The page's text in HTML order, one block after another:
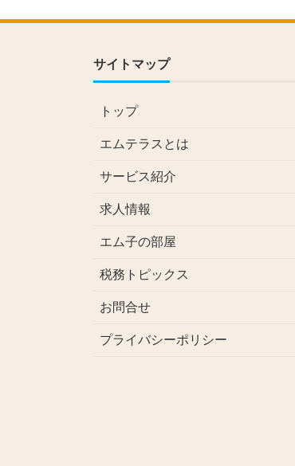
サイトマップ
トップ
エムテラスとは
サービス紹介
求人情報
エム子の部屋
税務トピックス
お問合せ
プライバシーポリシー